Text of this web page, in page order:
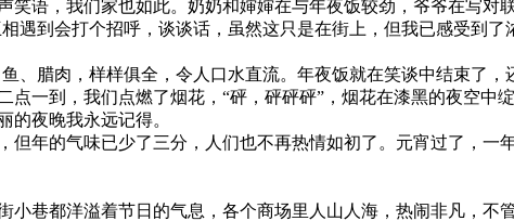
语，我们家也如此。奶奶和婶婶在与年夜饭较劲，爷爷在写对
到会打个招呼，谈谈话，虽然这只是在街上，但我已感受到了
腊肉，样样俱全，令人口水直流。年夜饭就在笑谈中结束了，
一到，我们点燃了烟花，“砰，砰砰砰”，烟花在漆黑的夜空中
的夜晚我永远记得。
年的气味已少了三分，人们也不再热情如初了。元宵过了，一
巷都洋溢着节日的气息，各个商场里人山人海，热闹非凡，不